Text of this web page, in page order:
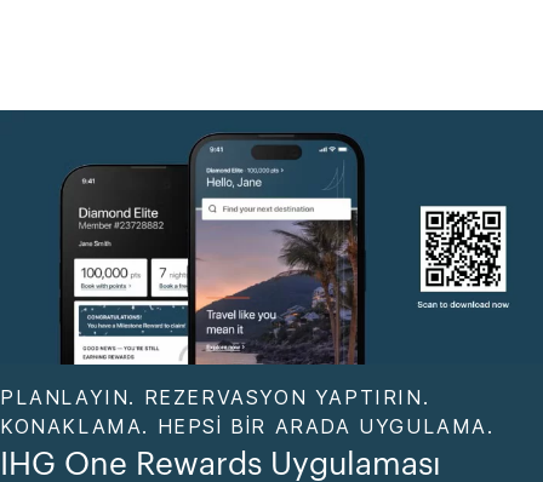
PLANLAYIN. REZERVASYON YAPTIRIN.
KONAKLAMA. HEPSI BIR ARADA UYGULAMA.
IHG One Rewards Uygulaması